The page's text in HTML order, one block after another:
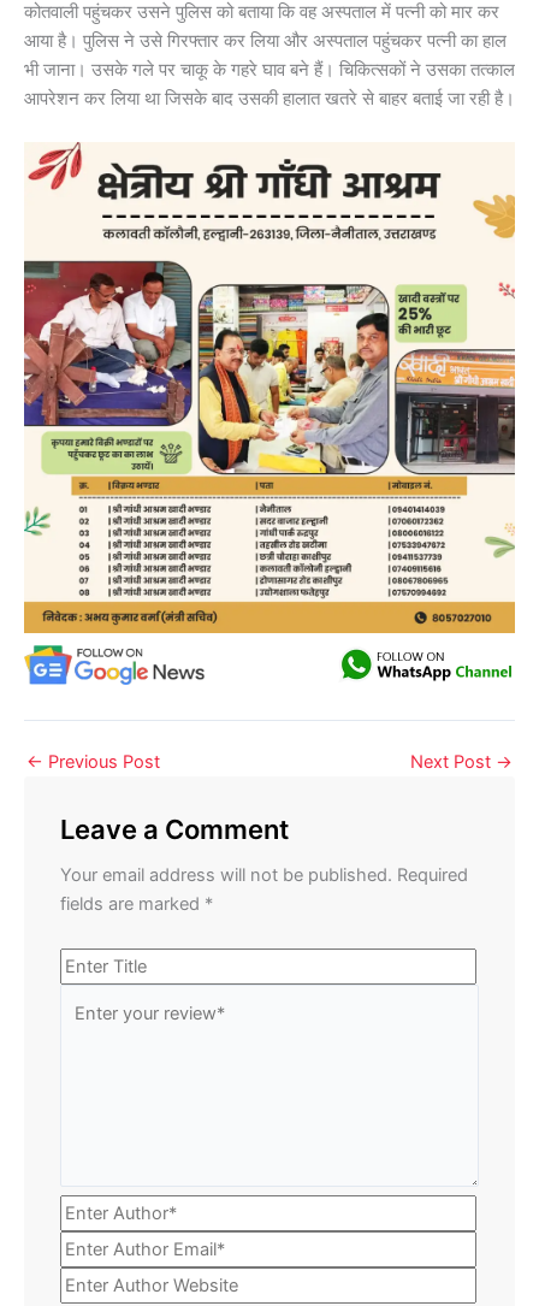
कोतवाली पहुंचकर उसने पुलिस को बताया कि वह अस्पताल में पत्नी को मार कर
आया है। पुलिस ने उसे गिरफ्तार कर लिया और अस्पताल पहुंचकर पत्नी का हाल
भी जाना। उसके गले पर चाकू के गहरे घाव बने हैं। चिकित्सकों ने उसका तत्काल
आपरेशन कर लिया था जिसके बाद उसकी हालात खतरे से बाहर बताई जा रही है।
← Previous Post Next Post →
Leave a Comment
Your email address will not be published. Required
fields are marked *